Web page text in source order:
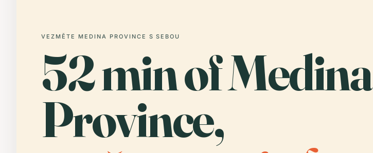
VEZMĚTE MEDINA PROVINCE S SEBOU
52 min of Medina
Province,